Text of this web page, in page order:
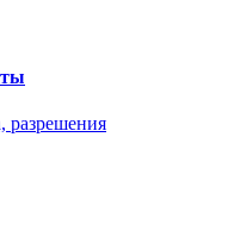
разрешения